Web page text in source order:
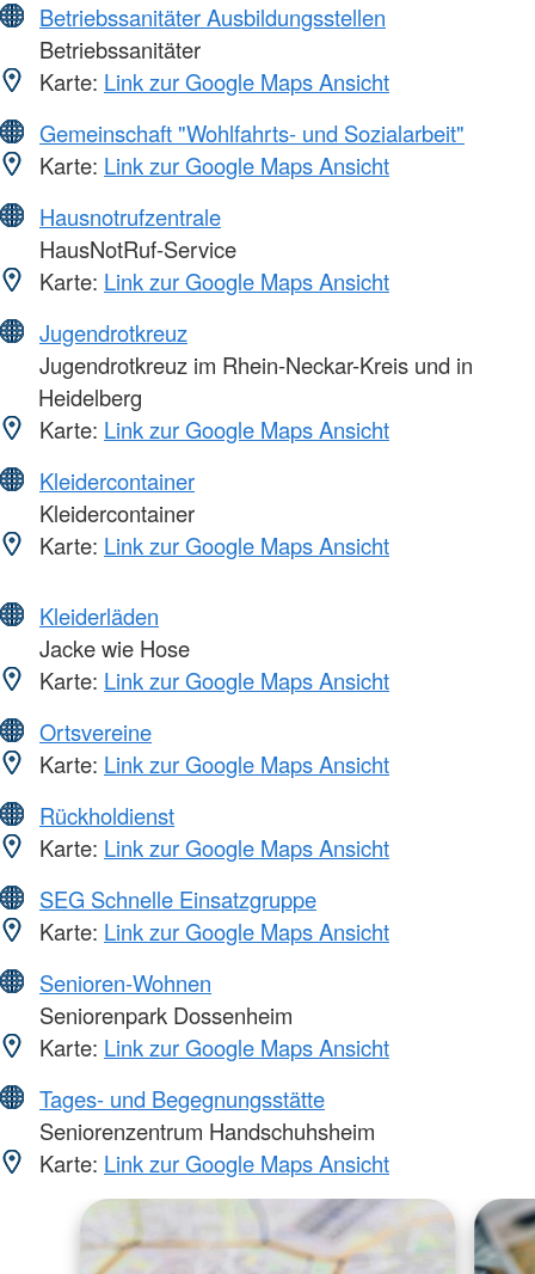
Betriebssanitäter Ausbildungsstellen
Betriebssanitäter
Karte: Link zur Google Maps Ansicht
Gemeinschaft "Wohlfahrts- und Sozialarbeit"
Karte: Link zur Google Maps Ansicht
Hausnotrufzentrale
HausNotRuf-Service
Karte: Link zur Google Maps Ansicht
Jugendrotkreuz
Jugendrotkreuz im Rhein-Neckar-Kreis und in
Heidelberg
Karte: Link zur Google Maps Ansicht
Kleidercontainer
Kleidercontainer
Karte: Link zur Google Maps Ansicht
Kleiderläden
Jacke wie Hose
Karte: Link zur Google Maps Ansicht
Ortsvereine
Karte: Link zur Google Maps Ansicht
Rückholdienst
Karte: Link zur Google Maps Ansicht
SEG Schnelle Einsatzgruppe
Karte: Link zur Google Maps Ansicht
Senioren-Wohnen
Seniorenpark Dossenheim
Karte: Link zur Google Maps Ansicht
Tages- und Begegnungsstätte
Seniorenzentrum Handschuhsheim
Karte: Link zur Google Maps Ansicht